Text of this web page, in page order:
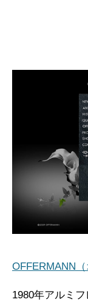
OFFERMANN（
1980年アルミ